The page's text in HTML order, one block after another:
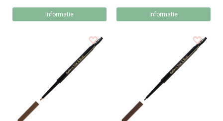
Informatie Informatie